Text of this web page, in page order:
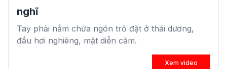
nghĩ
Tay phải nắm chừa ngón trỏ đặt ở thái dương,
đầu hơi nghiêng, mặt diễn cảm.
Xem video